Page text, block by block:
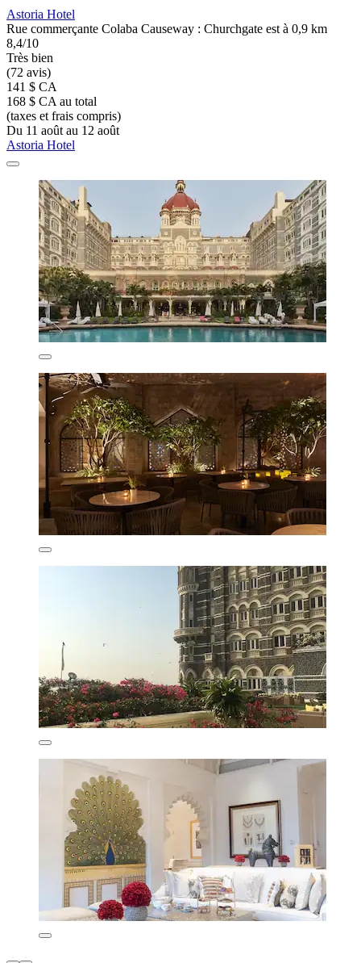
Astoria Hotel
Rue commerçante Colaba Causeway : Churchgate est à 0,9 km
8,4/10
Très bien
(72 avis)
141 $ CA
168 $ CA au total
(taxes et frais compris)
Du 11 août au 12 août
Astoria Hotel